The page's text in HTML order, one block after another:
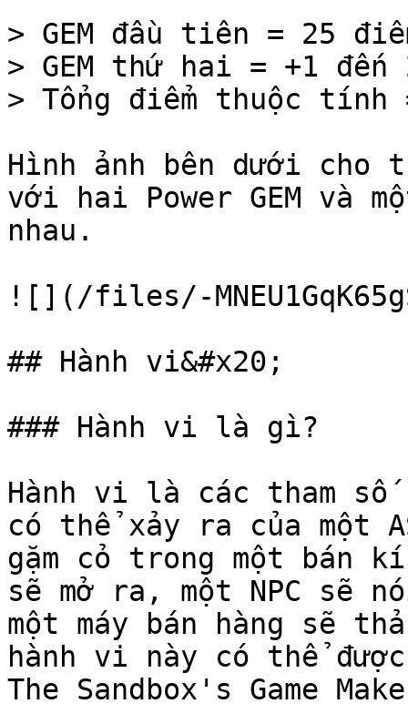
> GEM đầu tiên = 25
> GEM thứ hai = +1
> Tổng điểm thuộc
Hình ảnh bên dưới cho
với hai Power GEM và
nhau.
![](/files/-
## Hành vi&#x20;
### Hành vi là gì?
Hành vi là các tham số
có thể xảy ra của một
gặm cỏ trong một bán
sẽ mở ra, một NPC sẽ
một máy bán hàng sẽ
hành vi này có thể
The Sandbox's Game